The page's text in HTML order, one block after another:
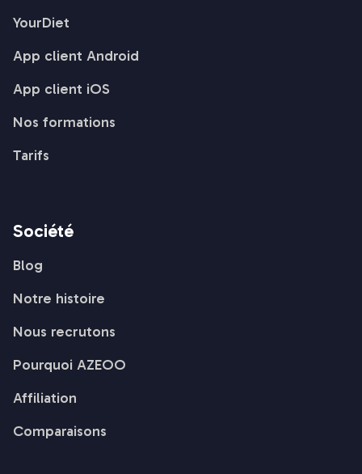
YourDiet
App client Android
App client iOS
Nos formations
Tarifs
Société
Blog
Notre histoire
Nous recrutons
Pourquoi AZEOO
Affiliation
Comparaisons